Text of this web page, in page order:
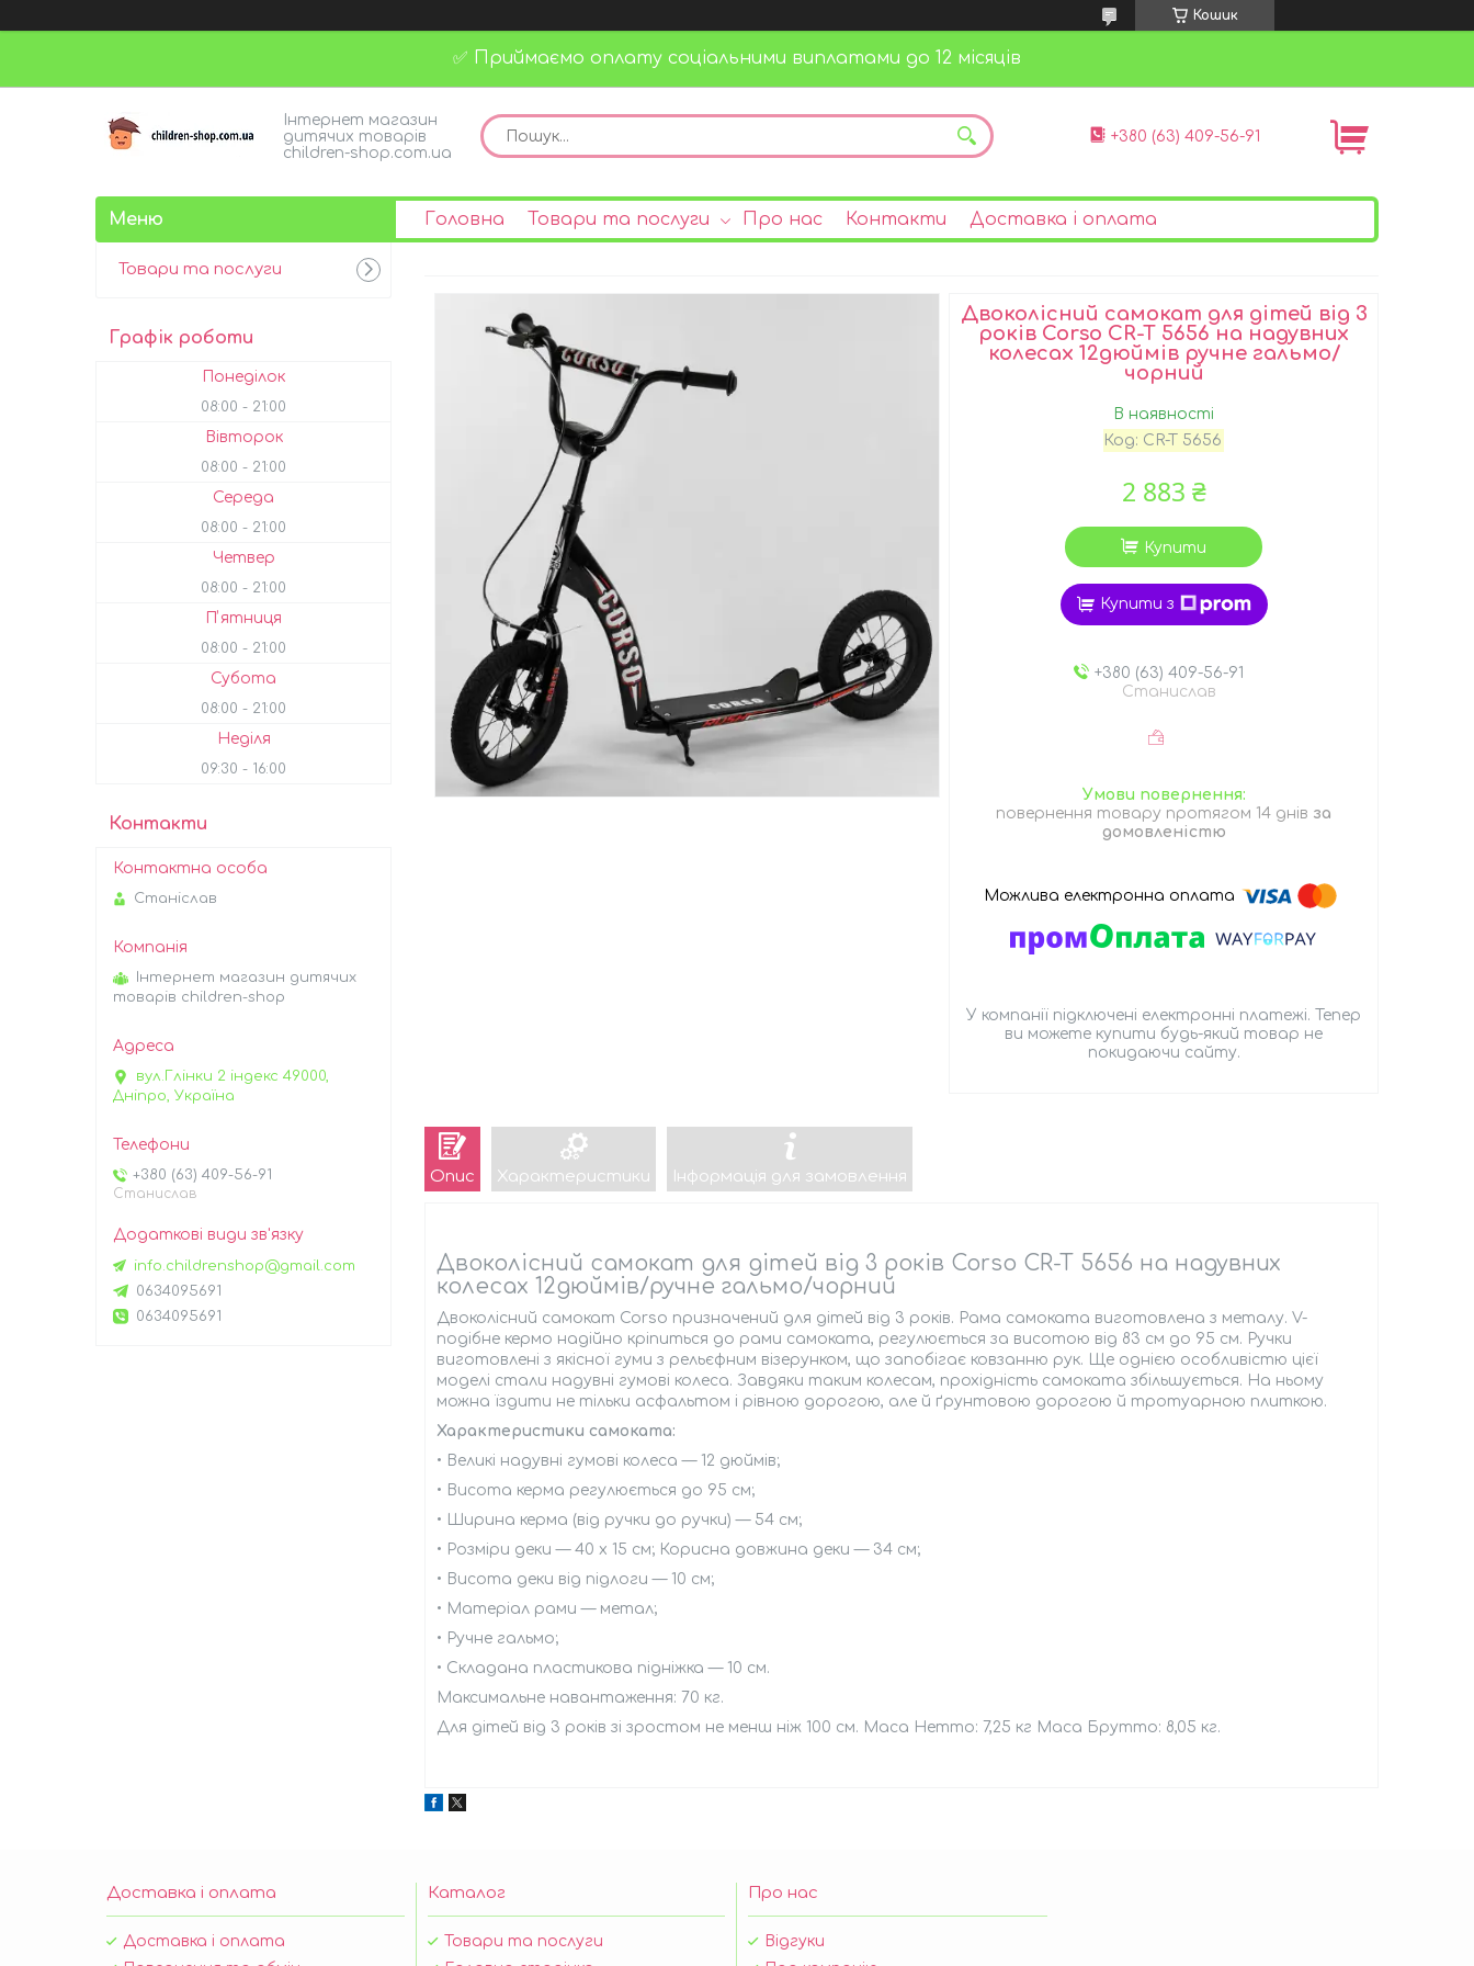
Кошик
✅ Приймаємо оплату соціальними виплатами до 12 місяців
Інтернет магазин
дитячих товарів
children-shop.com.ua
+380 (63) 409-56-91
Головна Товари та послуги Про нас Контакти Доставка і оплата
Двоколісний самокат для дітей від 3
років Corso CR-T 5656 на надувних
колесах 12дюймів ручне гальмо/
чорний
В наявності
Код: CR-T 5656
2 883 ₴
Купити
Купити з
+380 (63) 409-56-91
Станислав
повернення товару протягом 14 днів за
домовленістю
У компанії підключені електронні платежі. Тепер
ви можете купити будь-який товар не
покидаючи сайту.
Опис Характеристики Інформація для замовлення
Двоколісний самокат для дітей від 3 років Corso CR-T 5656 на надувних
колесах 12дюймів/ручне гальмо/чорний
Двоколісний самокат Corso призначений для дітей від 3 років. Рама самоката виготовлена з металу. V-
подібне кермо надійно кріпиться до рами самоката, регулюється за висотою від 83 см до 95 см. Ручки
виготовлені з якісної гуми з рельєфним візерунком, що запобігає ковзанню рук. Ще однією особливістю цієї
моделі стали надувні гумові колеса. Завдяки таким колесам, прохідність самоката збільшується. На ньому
можна їздити не тільки асфальтом і рівною дорогою, але й ґрунтовою дорогою й тротуарною плиткою.
Характеристики самоката:
• Великі надувні гумові колеса — 12 дюймів;
• Висота керма регулюється до 95 см;
• Ширина керма (від ручки до ручки) — 54 см;
• Розміри деки — 40 х 15 см; Корисна довжина деки — 34 см;
• Висота деки від підлоги — 10 см;
• Матеріал рами — метал;
• Ручне гальмо;
• Складана пластикова підніжка — 10 см.
Максимальне навантаження: 70 кг.
Для дітей від 3 років зі зростом не менш ніж 100 см. Маса Нетто: 7,25 кг Маса Брутто: 8,05 кг.
Товари та послуги
Графік роботи
Понеділок
08:00 21:00
Вівторок
08:00 21:00
Середа
08:00 21:00
Четвер
08:00 21:00
Пʼятниця
08:00 21:00
Субота
08:00 21:00
Неділя
09:30 16:00
Контакти
Станіслав
Інтернет магазин дитячих
товарів children-shop
вул.Глінки 2 індекс 49000,
Дніпро, Україна
+380 (63) 409-56-91
Станислав
info.childrenshop@gmail.com
0634095691
0634095691
Доставка і оплата
Доставка і оплата
Каталог
Товари та послуги
Про нас
Відгуки